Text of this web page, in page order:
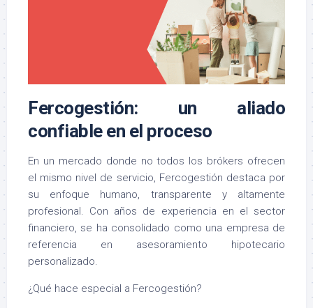
Fercogestión: un aliado
confiable en el proceso
En un mercado donde no todos los brókers ofrecen
el mismo nivel de servicio, Fercogestión destaca por
su enfoque humano, transparente y altamente
profesional. Con años de experiencia en el sector
financiero, se ha consolidado como una empresa de
referencia en asesoramiento hipotecario
personalizado.
¿Qué hace especial a Fercogestión?